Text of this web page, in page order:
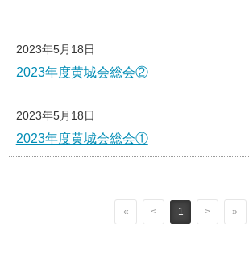
2023年5月18日
2023年度黄城会総会②
2023年5月18日
2023年度黄城会総会①
« < 1 > »